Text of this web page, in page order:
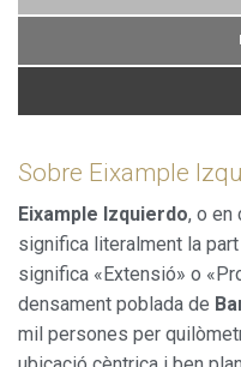
Sobre Eixample
Eixample Izquierdo, o en
significa literalment la
significa «Extensió» o
densament poblada de
mil persones per